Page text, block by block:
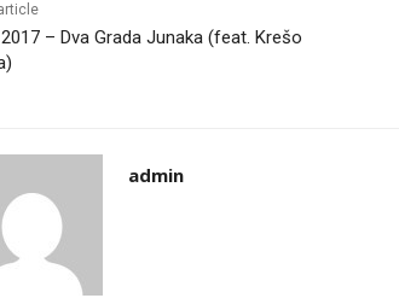
– Dva Grada Junaka (feat. Krešo
admin